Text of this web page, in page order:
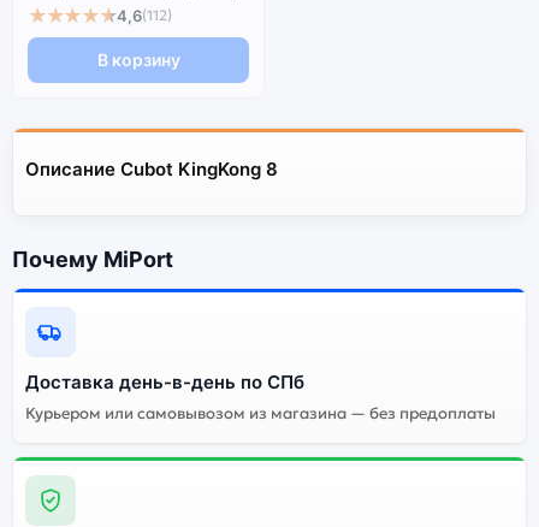
★★★★★4,6(112)
В корзину
Описание Cubot KingKong 8
Почему MiPort
Доставка день-в-день по СПб
Курьером или самовывозом из магазина — без предоплаты